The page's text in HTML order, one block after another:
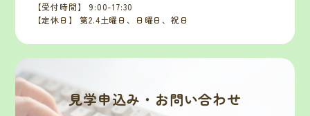
【受付時間】 9:00-17:30
【定休日】 第2.4土曜日、日曜日、祝日
見学申込み・お問い合わせ